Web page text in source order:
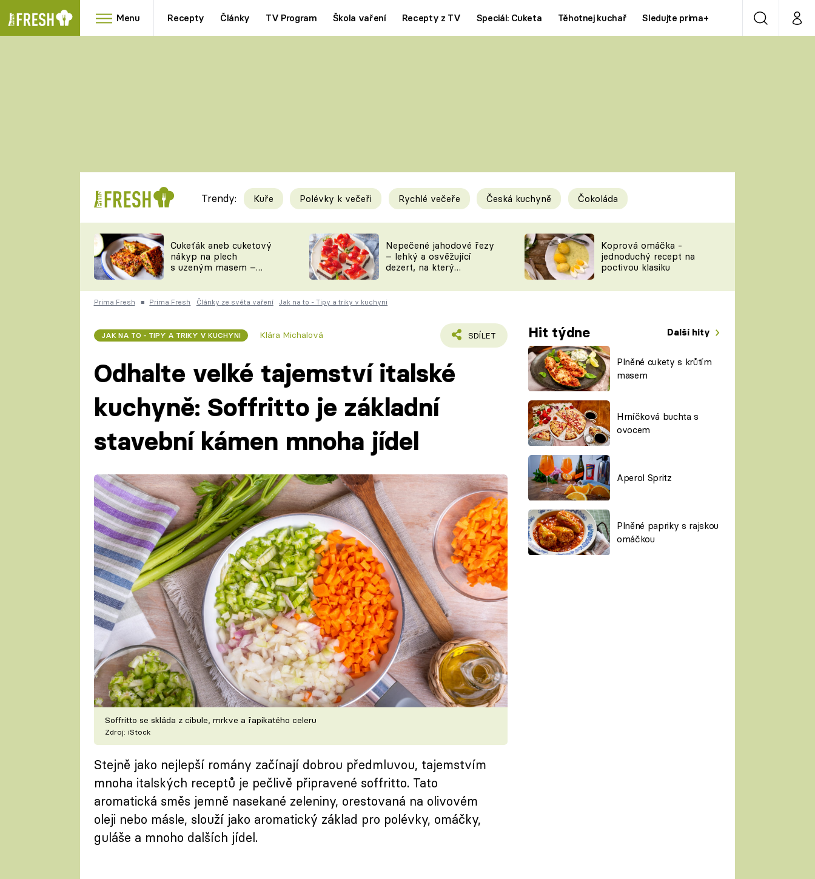
Menu Recepty Články TV Program Škola vaření Recepty z TV Speciál: Cuketa Těhotnej kuchař Sledujte prima+ VyhledáváníMůj
RYCHLOVKY
Videorecepty
TEĎ VAŘÍ ŠÉF!
ČESKO NA TALÍŘI
DOMÁCÍ
KUCHAŘKA
Tipy a triky
KAM ZA JÍDLEM
VYCHYTÁVKY
Novinky
ŠÉFREDAKTORKY
ČASOPIS
Prima LAJK
Sledujte nás
Trendy: Kuře Polévky k večeři Rychlé večeře Česká kuchyně Čokoláda
Cukeťák aneb cuketový
nákyp na plech
s uzeným masem –
zpracovat přerostlé
cukety
Nepečené jahodové řezy
– lehký a osvěžující
dezert, na který
Koprová omáčka -
jednoduchý recept na
poctivou klasiku
Prima Fresh ■ Prima Fresh Články ze světa vaření Jak na to - Tipy a triky v kuchyni
JAK NA TO - TIPY A TRIKY V KUCHYNI Klára Michalová SDÍLET Hit týdne Další hity
Plněné cukety s krůtím
masem
Hrníčková buchta s
ovocem
Aperol Spritz
Plněné papriky s rajskou
omáčkou
Odhalte velké tajemství italské
kuchyně: Soffritto je základní
stavební kámen mnoha jídel
Soffritto se skláda z cibule, mrkve a řapíkatého celeru
Zdroj: iStock
Stejně jako nejlepší romány začínají dobrou předmluvou, tajemstvím
mnoha italských receptů je pečlivě připravené soffritto. Tato
aromatická směs jemně nasekané zeleniny, orestovaná na olivovém
oleji nebo másle, slouží jako aromatický základ pro polévky, omáčky,
guláše a mnoho dalších jídel.